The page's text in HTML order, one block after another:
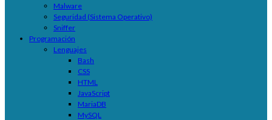
Malware
Seguridad (Sistema Operativo)
Sniffer
Programación
Lenguajes
Bash
CSS
HTML
JavaScript
MariaDB
MySQL